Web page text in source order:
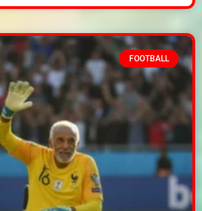
FOOTBALL